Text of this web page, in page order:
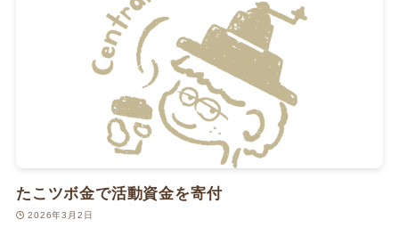
たこツボ金で活動資金を寄付
2026年3月2日